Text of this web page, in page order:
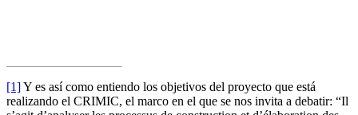
[1] Y es así como entiendo los objetivos del proyecto que está
realizando el CRIMIC, el marco en el que se nos invita a debatir: “Il